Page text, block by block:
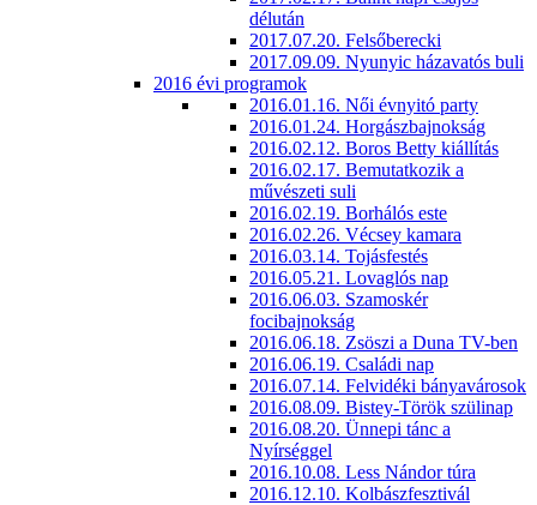
délután
2017.07.20. Felsőberecki
2017.09.09. Nyunyic házavatós buli
2016 évi programok
2016.01.16. Női évnyitó party
2016.01.24. Horgászbajnokság
2016.02.12. Boros Betty kiállítás
2016.02.17. Bemutatkozik a
művészeti suli
2016.02.19. Borhálós este
2016.02.26. Vécsey kamara
2016.03.14. Tojásfestés
2016.05.21. Lovaglós nap
2016.06.03. Szamoskér
focibajnokság
2016.06.18. Zsöszi a Duna TV-ben
2016.06.19. Családi nap
2016.07.14. Felvidéki bányavárosok
2016.08.09. Bistey-Török szülinap
2016.08.20. Ünnepi tánc a
Nyírséggel
2016.10.08. Less Nándor túra
2016.12.10. Kolbászfesztivál